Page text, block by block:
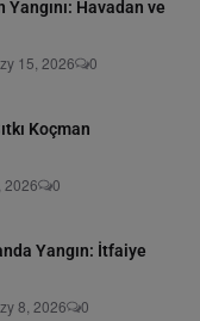
Yangını: Havadan ve
15, 2026 0
Koçman
2026 0
Yangın: İtfaiye
8, 2026 0